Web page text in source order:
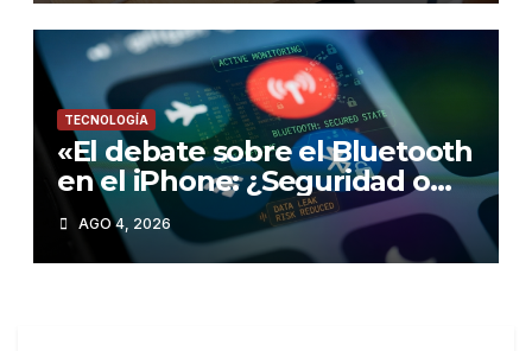
TECNOLOGÍA
«El debate sobre el Bluetooth
en el iPhone: ¿Seguridad o
comodidad?»
AGO 4, 2026